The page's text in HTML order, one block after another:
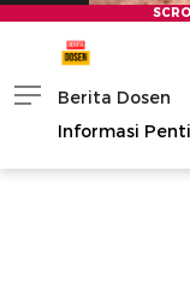
Berita Dosen
Informasi